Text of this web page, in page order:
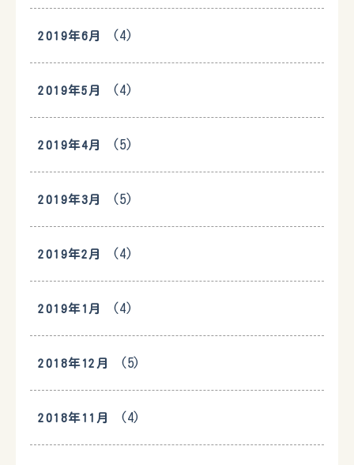
2019年6月 (4)
2019年5月 (4)
2019年4月 (5)
2019年3月 (5)
2019年2月 (4)
2019年1月 (4)
2018年12月 (5)
2018年11月 (4)